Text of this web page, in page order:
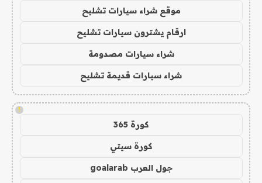
موقع شراء سيارات تشليح
ارقام يشترون سيارات تشليح
شراء سيارات مصدومة
شراء سيارات قديمة تشليح
!
كورة 365
كورة سيتي
جول العرب goalarab